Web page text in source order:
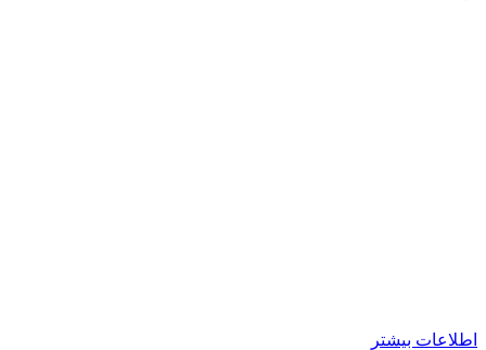
اطلاعات بیشتر